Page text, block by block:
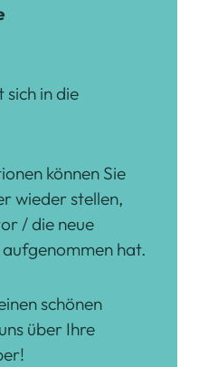
in die
können Sie
wieder stellen,
/ die neue
hat.
schönen
über Ihre